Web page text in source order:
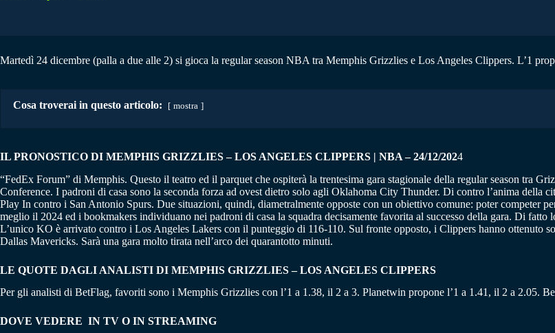
Martedì 24 dicembre (palla a due alle 2) si gioca la regular season NBA tra Memphis Grizzlies e Los Angeles Clippers. L’1
Cosa troverai in questo articolo: mostra
IL PRONOSTICO DI MEMPHIS GRIZZLIES – LOS ANGELES CLIPPERS | NBA – 24/12/2024
“FedEx Forum” di Memphis. Questo il teatro ed il parquet che ospiterà la trentesima gara stagionale della regular season tra
Conference. I padroni di casa sono la seconda forza ad ovest dietro solo agli Oklahoma City Thunder. Di contro l’anima della
Play In contro i San Antonio Spurs. Due situazioni, quindi, diametralmente opposte con un obiettivo comune: poter competer
meglio il 2024 ed i bookmakers individuano nei padroni di casa la squadra decisamente favorita al successo della gara. Di
L’unico KO è arrivato contro i Los Angeles Lakers con il punteggio di 116-110. Sul fronte opposto, i Clippers hanno ottenuto
Dallas Mavericks. Sarà una gara molto tirata nell’arco dei quarantotto minuti.
LE QUOTE DAGLI ANALISTI DI MEMPHIS GRIZZLIES – LOS ANGELES CLIPPERS
Per gli analisti di BetFlag, favoriti sono i Memphis Grizzlies con l’1 a 1.38, il 2 a 3. Planetwin propone l’1 a 1.41, il 2 a 2.05.
DOVE VEDERE IN TV O IN STREAMING